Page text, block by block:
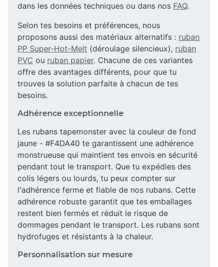
dans les données techniques ou dans nos FAQ.
Selon tes besoins et préférences, nous
proposons aussi des matériaux alternatifs : ruban
PP Super-Hot-Melt (déroulage silencieux), ruban
PVC ou ruban papier. Chacune de ces variantes
offre des avantages différents, pour que tu
trouves la solution parfaite à chacun de tes
besoins.
Adhérence exceptionnelle
Les rubans tapemonster avec la couleur de fond
jaune - #F4DA40 te garantissent une adhérence
monstrueuse qui maintient tes envois en sécurité
pendant tout le transport. Que tu expédies des
colis légers ou lourds, tu peux compter sur
l'adhérence ferme et fiable de nos rubans. Cette
adhérence robuste garantit que tes emballages
restent bien fermés et réduit le risque de
dommages pendant le transport. Les rubans sont
hydrofuges et résistants à la chaleur.
Personnalisation sur mesure